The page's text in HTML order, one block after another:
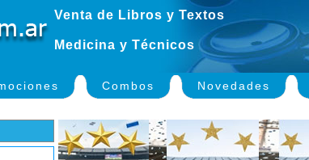
Venta de Libros y Textos
Medicina y Técnicos
Combos Novedades